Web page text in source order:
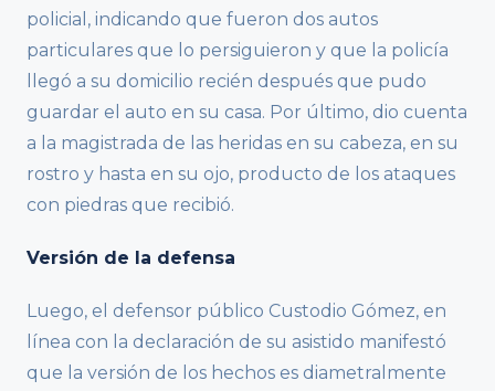
policial, indicando que fueron dos autos
particulares que lo persiguieron y que la policía
llegó a su domicilio recién después que pudo
guardar el auto en su casa. Por último, dio cuenta
a la magistrada de las heridas en su cabeza, en su
rostro y hasta en su ojo, producto de los ataques
con piedras que recibió.
Versión de la defensa
Luego, el defensor público Custodio Gómez, en
línea con la declaración de su asistido manifestó
que la versión de los hechos es diametralmente